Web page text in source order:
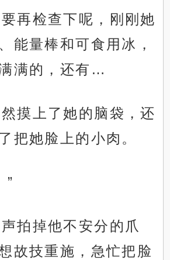
再检查下呢，刚刚她
能量棒和可食用冰，
满的，还有…
摸上了她的脑袋，还
把她脸上的小肉。
”
拍掉他不安分的爪
故技重施，急忙把脸